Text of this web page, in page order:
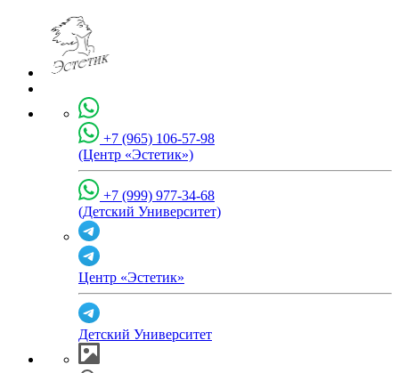
+7 (965) 106-57-98
(Центр «Эстетик»)
+7 (999) 977-34-68
(Детский Университет)
Центр «Эстетик»
Детский Университет